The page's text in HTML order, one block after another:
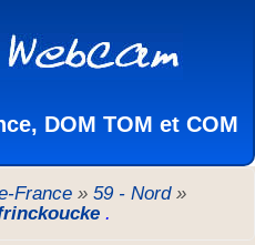
DOM TOM et COM
France » 59 - Nord»
.